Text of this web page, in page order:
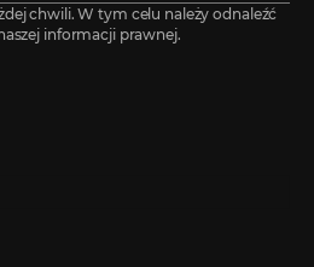
chwili. W tym celu należy odnaleźć
informacji prawnej.